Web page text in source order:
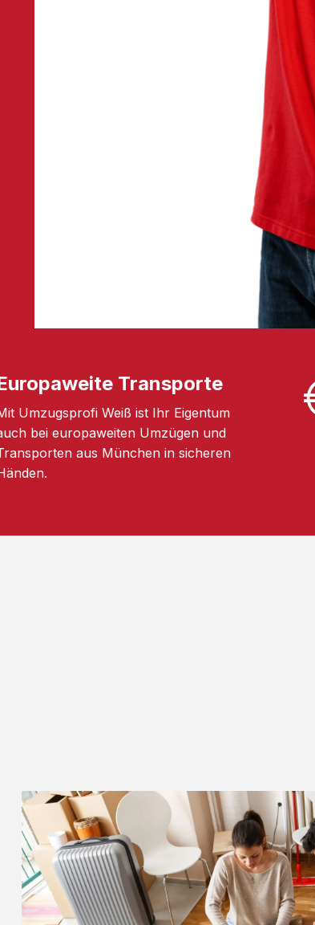
Transporte
Umzugsprofi Weiß ist Ihr Eigentum
bei europaweiten Umzügen und
aus München in sicheren